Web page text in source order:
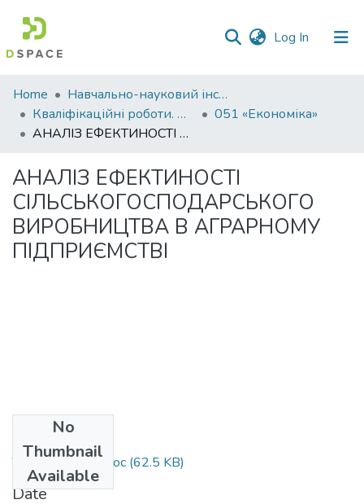
Log In (current)
Communities
&
Collections
Statistics
Home
Навчально-науковий інститут економіки, управління, права та інформаційних технологій
Кваліфікаційні роботи. ННІ економіки, управління, права та ІТ
051 «Економіка»
АНАЛІЗ ЕФЕКТИНОСТІ СІЛЬСЬКОГОСПОДАРСЬКОГО ВИРОБНИЦТВА В АГРАРНОМУ ПІДПРИЄМСТВІ
АНАЛІЗ ЕФЕКТИНОСТІ
СІЛЬСЬКОГОСПОДАРСЬКОГО
ВИРОБНИЦТВА В АГРАРНОМУ
ПІДПРИЄМСТВІ
No
Thumbnail
Available
Тези Джакеллі.doc (62.5 KB)
Date